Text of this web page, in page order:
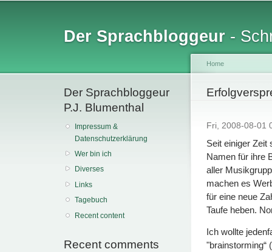
Der Sprachbloggeur -
Der Sprachbloggeur
P.J. Blumenthal
Impressum &
Datenschutzerklärung
Wer bin ich
Diverses
Links
Tagebuch
Recent content
Recent comments
You are
Home
Fri, 2008-08-
Seit einiger Zeit
Namen für ihre
aller
machen es
für eine neue
Taufe heben.
Ich wollte
"brainstorming“